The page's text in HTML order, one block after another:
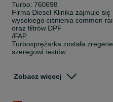
Turbo: 760698
Firma Diesel Klinika zajmuje
wysokiego ciśnienia common
oraz filtrów DPF
/FAP.
Turbosprężarka została
szeregowi testów.
Zobacz więcej